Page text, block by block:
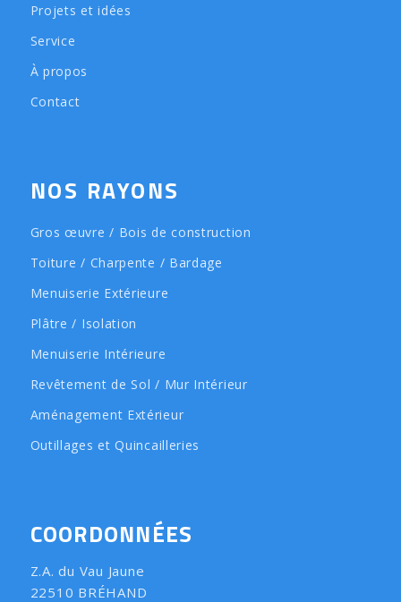
Projets et idées
Service
À propos
Contact
NOS RAYONS
Gros œuvre / Bois de construction
Toiture / Charpente / Bardage
Menuiserie Extérieure
Plâtre / Isolation
Menuiserie Intérieure
Revêtement de Sol / Mur Intérieur
Aménagement Extérieur
Outillages et Quincailleries
COORDONNÉES
Z.A. du Vau Jaune
22510 BRÉHAND